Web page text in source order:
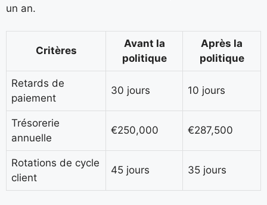
un an.
Critères
Avant la
politique
Après la
politique
Retards de
paiement
30 jours 10 jours
Trésorerie
annuelle
€250,000 €287,500
Rotations de cycle
client
45 jours 35 jours